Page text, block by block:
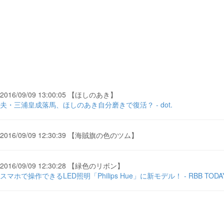
2016/09/09 13:00:05 【ほしのあき】
夫・三浦皇成落馬、ほしのあき自分磨きで復活？ - dot.
2016/09/09 12:30:39 【海賊旗の色のツム】
2016/09/09 12:30:28 【緑色のリボン】
スマホで操作できるLED照明「Philips Hue」に新モデル！ - RBB